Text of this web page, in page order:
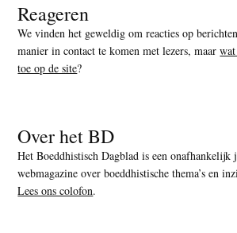
Reageren
We vinden het geweldig om reacties op
manier in contact te komen met lezers, maar
toe op de site?
Over het BD
Het Boeddhistisch Dagblad is een onafhankelijk
webmagazine over boeddhistische thema’s en
Lees ons colofon.